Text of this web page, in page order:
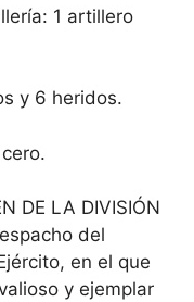
1 artillero
y 6 heridos.
DE LA DIVISIÓN
del
en el que
y ejemplar